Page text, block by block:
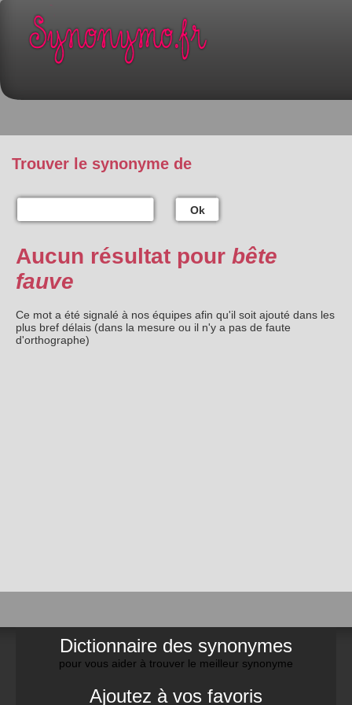
Trouver le synonyme de
Ok
Aucun résultat pour bête
fauve
Ce mot a été signalé à nos équipes afin qu'il soit ajouté dans les
plus bref délais (dans la mesure ou il n'y a pas de faute
d'orthographe)
Dictionnaire des synonymes
pour vous aider à trouver le meilleur synonyme
Ajoutez à vos favoris